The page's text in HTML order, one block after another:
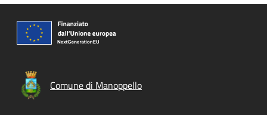
Comune di Manoppello